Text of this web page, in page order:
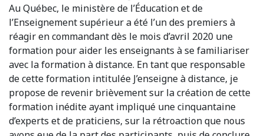
Au Québec, le ministère de l’Éducation et de
l’Enseignement supérieur a été l’un des premiers à
réagir en commandant dès le mois d’avril 2020 une
formation pour aider les enseignants à se familiariser
avec la formation à distance. En tant que responsable
de cette formation intitulée J’enseigne à distance, je
propose de revenir brièvement sur la création de cette
formation inédite ayant impliqué une cinquantaine
d’experts et de praticiens, sur la rétroaction que nous